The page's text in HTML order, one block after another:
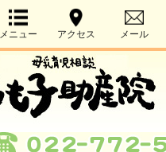
メニュー アクセス メール